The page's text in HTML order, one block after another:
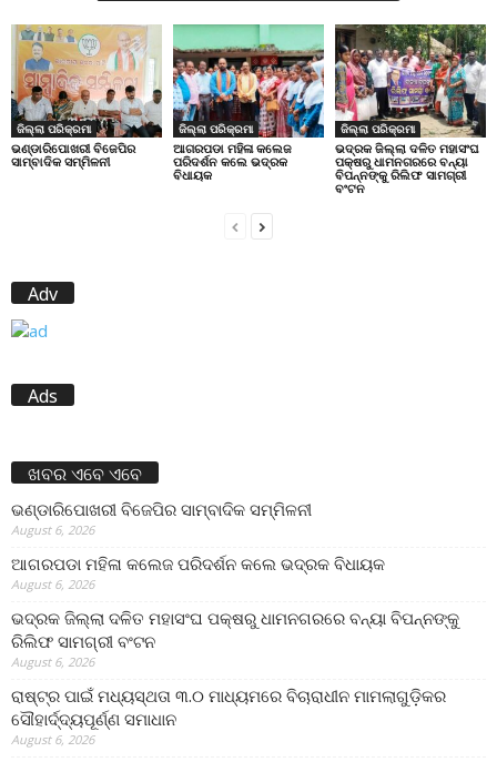
ଜିଲ୍ଲା ପରିକ୍ରମା
ଭଣ୍ଡାରିପୋଖରୀ ବିଜେପିର
ସାମ୍ବାଦିକ ସମ୍ମିଳନୀ
ଜିଲ୍ଲା ପରିକ୍ରମା
ଆଗରପଡା ମହିଳା କଲେଜ
ପରିଦର୍ଶନ କଲେ ଭଦ୍ରକ
ବିଧାୟକ
ଜିଲ୍ଲା ପରିକ୍ରମା
ଭଦ୍ରକ ଜିଲ୍ଲା ଦଳିତ ମହାସଂଘ
ପକ୍ଷରୁ ଧାମନଗରରେ ବନ୍ୟା
ବିପନ୍ନଙ୍କୁ ରିଲିଫ ସାମଗ୍ରୀ
ବଂଟନ
Adv
Ads
ଖବର ଏବେ ଏବେ
ଭଣ୍ଡାରିପୋଖରୀ ବିଜେପିର ସାମ୍ବାଦିକ ସମ୍ମିଳନୀ
August 6, 2026
ଆଗରପଡା ମହିଳା କଲେଜ ପରିଦର୍ଶନ କଲେ ଭଦ୍ରକ ବିଧାୟକ
August 6, 2026
ଭଦ୍ରକ ଜିଲ୍ଲା ଦଳିତ ମହାସଂଘ ପକ୍ଷରୁ ଧାମନଗରରେ ବନ୍ୟା ବିପନ୍ନଙ୍କୁ
ରିଲିଫ ସାମଗ୍ରୀ ବଂଟନ
August 6, 2026
ରାଷ୍ଟ୍ର ପାଇଁ ମଧ୍ୟସ୍ଥତା ୩.୦ ମାଧ୍ୟମରେ ବିଚାରାଧୀନ ମାମଲାଗୁଡ଼ିକର
ସୌହାର୍ଦ୍ଦ୍ୟପୂର୍ଣ୍ଣ ସମାଧାନ
August 6, 2026